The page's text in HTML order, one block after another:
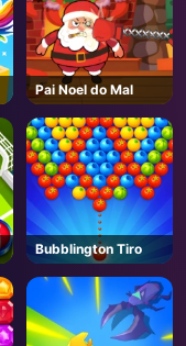
Pai Noel do Mal
Bubblington Tiro